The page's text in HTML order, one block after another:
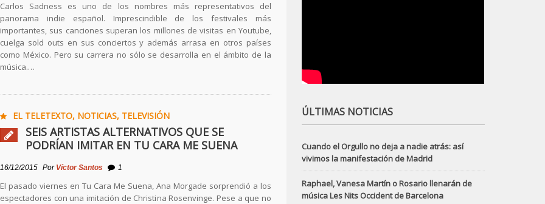
Carlos Sadness es uno de los nombres más representativos del
panorama indie español. Imprescindible de los festivales más
importantes, sus canciones superan los millones de visitas en Youtube,
cuelga sold outs en sus conciertos y además arrasa en otros países
como México. Pero su carrera no sólo se desarrolla en el ámbito de la
música.…
EL TELETEXTO, NOTICIAS, TELEVISIÓN
SEIS ARTISTAS ALTERNATIVOS QUE SE
PODRÍAN IMITAR EN TU CARA ME SUENA
16/12/2015 Por Víctor Santos 1
El pasado viernes en Tu Cara Me Suena, Ana Morgade sorprendió a los
espectadores con una imitación de Christina Rosenvinge. Pese a que no
ÚLTIMAS NOTICIAS
Cuando el Orgullo no deja a nadie atrás: así
vivimos la manifestación de Madrid
Raphael, Vanesa Martín o Rosario llenarán de
música Les Nits Occident de Barcelona